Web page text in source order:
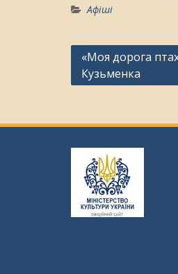
Афіші
Навігація
записів
«Моя дорога
Кузьменка